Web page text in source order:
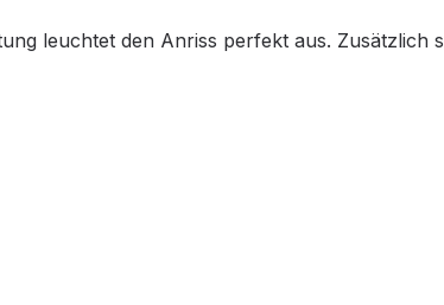
leuchtet den Anriss perfekt aus.